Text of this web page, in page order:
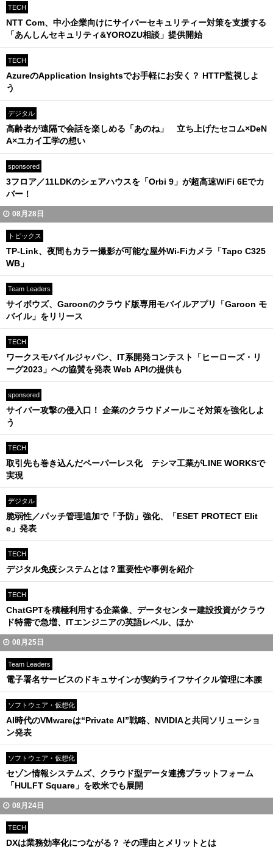
TECH
NTT Com、中小企業向けにサイバーセキュリティー対策を支援する
「あんしんセキュリティ&YOROZU相談」提供開始
TECH
AzureのApplication Insightsでお手軽にお安く？ HTTP監視しよ
う
デジタル
高齢者が遠隔で会話を楽しめる「あのね」 立ち上げたセコム×DeN
A×ユカイ工学の想い
sponsored
3フロア／11LDKのシェアハウスを「Orbi 9」が超高速WiFi 6Eでカ
バー！
08月28日
トピックス
TP-Link、夜間もカラー撮影が可能な屋外Wi-Fiカメラ「Tapo C325
WB」
Team Leaders
サイボウズ、Garoonのクラウド版専用モバイルアプリ「Garoon モ
バイル」をリリース
TECH
ワークスモバイルジャパン、IT系開発コンテスト「ヒーローズ・リ
ーグ2023」への協賛を発表 Web APIの提供も
sponsored
サイバー攻撃の侵入口！ 企業のクラウドメールこそ対策を強化しよ
う
TECH
取引先も巻き込んだペーパーレス化 テシマ工業がLINE WORKSで
実現
デジタル
脆弱性／パッチ管理追加で「予防」強化、「ESET PROTECT Elit
e」発表
TECH
デジタル免疫システムとは？重要性や事例を紹介
TECH
ChatGPTを積極利用する企業像、データセンター建設投資がクラウ
ド特需で急増、ITエンジニアの英語レベル、ほか
08月25日
Team Leaders
電子署名サービスのドキュサインが契約ライフサイクル管理に本腰
ソフトウェア・仮想化
AI時代のVMwareは“Private AI”戦略、NVIDIAと共同ソリューショ
ン発表
ソフトウェア・仮想化
セゾン情報システムズ、クラウド型データ連携プラットフォーム
「HULFT Square」を欧米でも展開
08月24日
TECH
DXは業務効率化につながる？ その理由とメリットとは